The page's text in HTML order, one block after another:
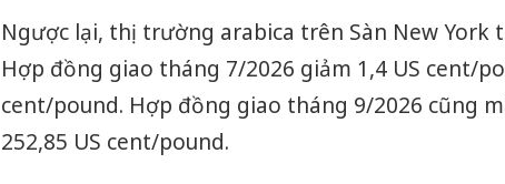
Ngược lại, thị trường arabica trên Sàn New York
Hợp đồng giao tháng 7/2026 giảm 1,4 US cent/
cent/pound. Hợp đồng giao tháng 9/2026 cũng
252,85 US cent/pound.